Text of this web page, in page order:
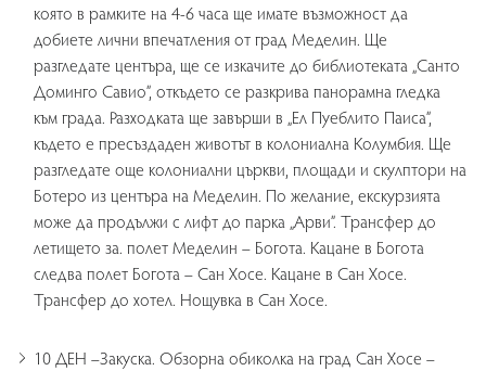
която в рамките на 4-6 часа ще имате възможност да
добиете лични впечатления от град Меделин. Ще
разгледате центъра, ще се изкачите до библиотеката „Санто
Доминго Савио”, откъдето се разкрива панорамна гледка
към града. Разходката ще завърши в „Ел Пуеблито Паиса”,
където е пресъздаден животът в колониална Колумбия. Ще
разгледате още колониални църкви, площади и скулптори на
Ботеро из центъра на Меделин. По желание, екскурзията
може да продължи с лифт до парка „Арви”. Трансфер до
летището за. полет Меделин – Богота. Кацане в Богота
следва полет Богота – Сан Хосе. Кацане в Сан Хосе.
Трансфер до хотел. Нощувка в Сан Хосе.
10 ДЕН –Закуска. Обзорна обиколка на град Сан Хосе –